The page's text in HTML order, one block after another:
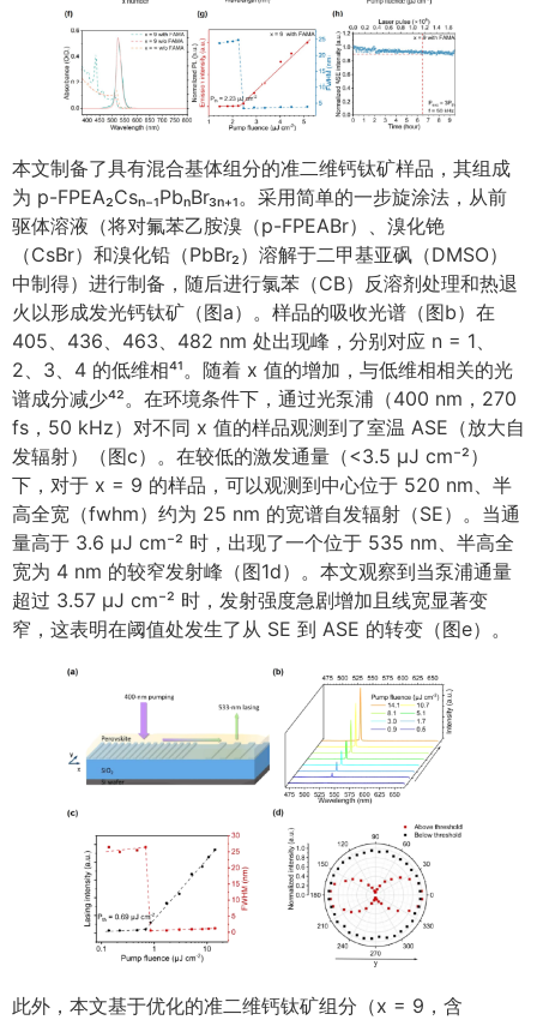
本文制备了具有混合基体组分的准二维钙钛矿样品，其组成
为 p-FPEA₂Csₙ₋₁PbₙBr₃ₙ₊₁。采用简单的一步旋涂法，从前
驱体溶液（将对氟苯乙胺溴（p-FPEABr）、溴化铯
（CsBr）和溴化铅（PbBr₂）溶解于二甲基亚砜（DMSO）
中制得）进行制备，随后进行氯苯（CB）反溶剂处理和热退
火以形成发光钙钛矿（图a）。样品的吸收光谱（图b）在
405、436、463、482 nm 处出现峰，分别对应 n = 1、
2、3、4 的低维相⁴¹。随着 x 值的增加，与低维相相关的光
谱成分减少⁴²。在环境条件下，通过光泵浦（400 nm，270
fs，50 kHz）对不同 x 值的样品观测到了室温 ASE（放大自
发辐射）（图c）。在较低的激发通量（<3.5 μJ cm⁻²）
下，对于 x = 9 的样品，可以观测到中心位于 520 nm、半
高全宽（fwhm）约为 25 nm 的宽谱自发辐射（SE）。当通
量高于 3.6 μJ cm⁻² 时，出现了一个位于 535 nm、半高全
宽为 4 nm 的较窄发射峰（图1d）。本文观察到当泵浦通量
超过 3.57 μJ cm⁻² 时，发射强度急剧增加且线宽显著变
窄，这表明在阈值处发生了从 SE 到 ASE 的转变（图e）。
此外，本文基于优化的准二维钙钛矿组分（x = 9，含